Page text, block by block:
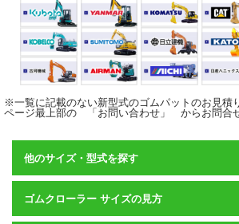
※一覧に記載のない新型式のゴムパットのお見積
ページ最上部の 「お問い合わせ」 からお問合
他のサイズ・型式を探す
ゴムクローラー サイズの見方